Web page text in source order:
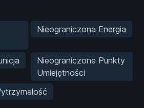
Nieograniczona Energia
Nieograniczone Punkty
Umiejętności